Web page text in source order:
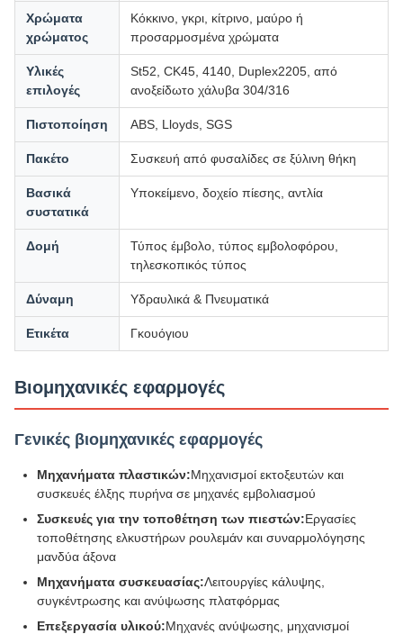
Χρώματα
χρώματος
Κόκκινο, γκρι, κίτρινο, μαύρο ή
προσαρμοσμένα χρώματα
Υλικές
επιλογές
St52, CK45, 4140, Duplex2205, από
ανοξείδωτο χάλυβα 304/316
Πιστοποίηση ABS, Lloyds, SGS
Πακέτο Συσκευή από φυσαλίδες σε ξύλινη θήκη
Βασικά
συστατικά
Υποκείμενο, δοχείο πίεσης, αντλία
Δομή
Τύπος έμβολο, τύπος εμβολοφόρου,
τηλεσκοπικός τύπος
Δύναμη Υδραυλικά & Πνευματικά
Ετικέτα Γκουόγιου
Βιομηχανικές εφαρμογές
Γενικές βιομηχανικές εφαρμογές
Μηχανήματα πλαστικών:Μηχανισμοί εκτοξευτών και
συσκευές έλξης πυρήνα σε μηχανές εμβολιασμού
Συσκευές για την τοποθέτηση των πιεστών:Εργασίες
τοποθέτησης ελκυστήρων ρουλεμάν και συναρμολόγησης
μανδύα άξονα
Μηχανήματα συσκευασίας:Λειτουργίες κάλυψης,
συγκέντρωσης και ανύψωσης πλατφόρμας
Επεξεργασία υλικού:Μηχανές ανύψωσης, μηχανισμοί